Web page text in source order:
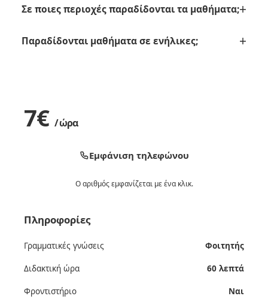
Σε ποιες περιοχές παραδίδονται τα μαθήματα;
Παραδίδονται μαθήματα σε ενήλικες;
7€ / ώρα
Εμφάνιση τηλεφώνου
Ο αριθμός εμφανίζεται με ένα κλικ.
Πληροφορίες
Γραμματικές γνώσεις Φοιτητής
Διδακτική ώρα 60 λεπτά
Φροντιστήριο Ναι